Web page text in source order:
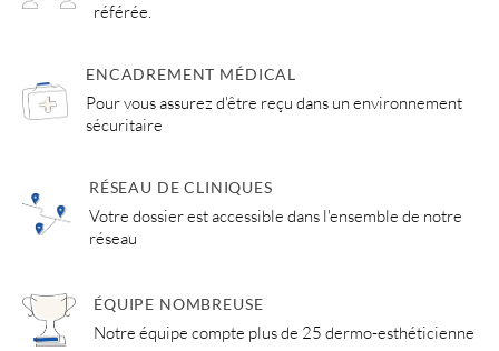
référée.
ENCADREMENT MÉDICAL
Pour vous assurez d'être reçu dans un environnement
sécuritaire
RÉSEAU DE CLINIQUES
Votre dossier est accessible dans l'ensemble de notre
réseau
ÉQUIPE NOMBREUSE
Notre équipe compte plus de 25 dermo-esthéticienne